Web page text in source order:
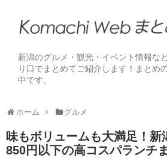
新潟のグルメ・観光・イベント情報な
り口でまとめてご紹介します！まとめ
中です。
ホーム グルメ
味もボリュームも大満足！新
850円以下の高コスパランチ